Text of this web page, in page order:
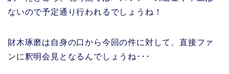
ないので予定通り行われるでしょうね！
財木琢磨は自身の口から今回の件に対して、直接ファ
ンに釈明会見となるんでしょうね･･･